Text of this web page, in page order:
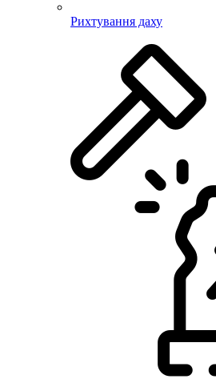
Рихтування даху